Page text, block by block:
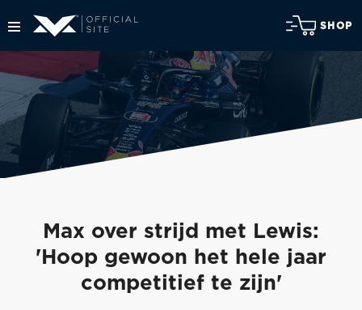
SHOP
Max over strijd met Lewis:
'Hoop gewoon het hele jaar
competitief te zijn'